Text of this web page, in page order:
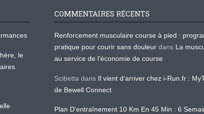
le
COMMENTAIRES RÉCENTS
Renforcement musculaire course à pied :
pratique pour courir sans douleur dans La
au service de l’économie de course
Scibetta dans Il vient d’arriver chez i-Run.fr :
de Bewell Connect
Plan D'entraînement 10 Km En 45 Min : 6